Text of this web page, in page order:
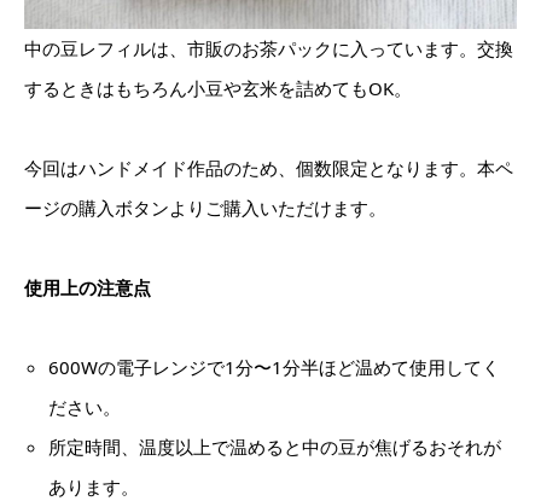
中の豆レフィルは、市販のお茶パックに入っています。交換
するときはもちろん小豆や玄米を詰めてもOK。
今回はハンドメイド作品のため、個数限定となります。本ペ
ージの購入ボタンよりご購入いただけます。
使用上の注意点
600Wの電子レンジで1分〜1分半ほど温めて使用してく
ださい。
所定時間、温度以上で温めると中の豆が焦げるおそれが
あります。